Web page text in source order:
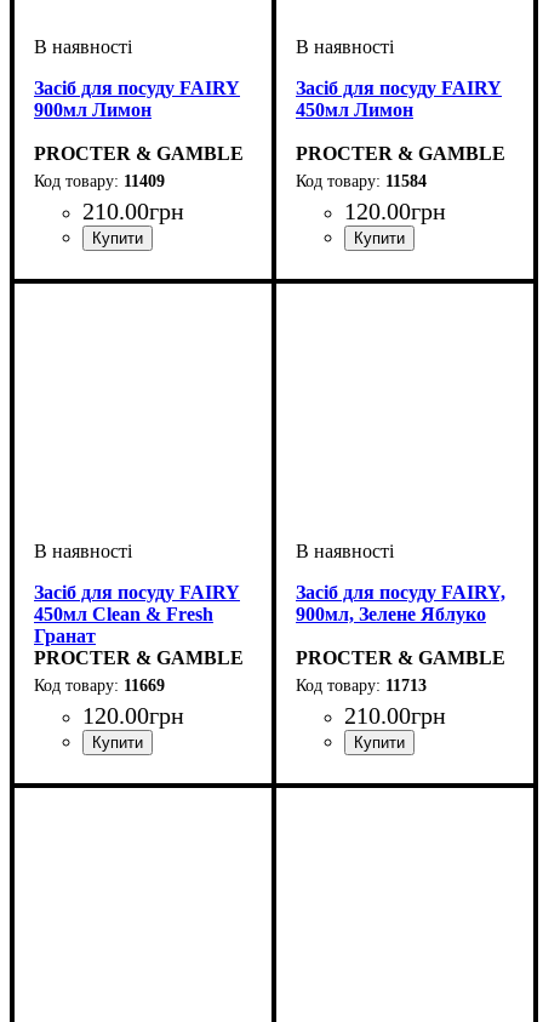
Засіб для посуду FAIRY
900мл Лимон
PROCTER & GAMBLE
11409
210.00грн
Засіб для посуду FAIRY
450мл Лимон
PROCTER & GAMBLE
11584
120.00грн
Засіб для посуду FAIRY
450мл Clean & Fresh
Гранат
PROCTER & GAMBLE
11669
120.00грн
Засіб для посуду FAIRY,
900мл, Зелене Яблуко
PROCTER & GAMBLE
11713
210.00грн